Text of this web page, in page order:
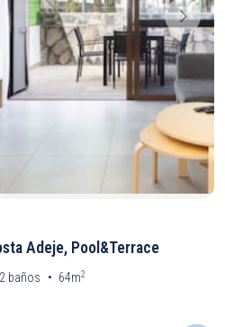
Adeje, Pool&Terrace
2 baños 64m2